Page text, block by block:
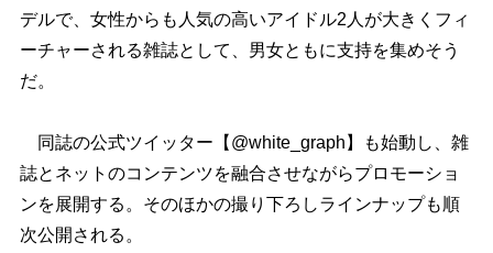
デルで、女性からも人気の高いアイドル2人が大きくフィ
ーチャーされる雑誌として、男女ともに支持を集めそう
だ。
同誌の公式ツイッター【@white_graph】も始動し、雑
誌とネットのコンテンツを融合させながらプロモーショ
ンを展開する。そのほかの撮り下ろしラインナップも順
次公開される。